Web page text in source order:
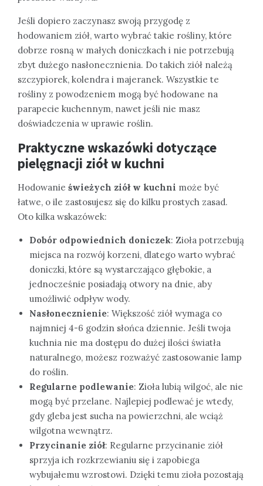
Jeśli dopiero zaczynasz swoją przygodę z
hodowaniem ziół, warto wybrać takie rośliny, które
dobrze rosną w małych doniczkach i nie potrzebują
zbyt dużego nasłonecznienia. Do takich ziół należą
szczypiorek, kolendra i majeranek. Wszystkie te
rośliny z powodzeniem mogą być hodowane na
parapecie kuchennym, nawet jeśli nie masz
doświadczenia w uprawie roślin.
Praktyczne wskazówki dotyczące
pielęgnacji ziół w kuchni
Hodowanie świeżych ziół w kuchni może być
łatwe, o ile zastosujesz się do kilku prostych zasad.
Oto kilka wskazówek:
Dobór odpowiednich doniczek: Zioła potrzebują
miejsca na rozwój korzeni, dlatego warto wybrać
doniczki, które są wystarczająco głębokie, a
jednocześnie posiadają otwory na dnie, aby
umożliwić odpływ wody.
Nasłonecznienie: Większość ziół wymaga co
najmniej 4-6 godzin słońca dziennie. Jeśli twoja
kuchnia nie ma dostępu do dużej ilości światła
naturalnego, możesz rozważyć zastosowanie lamp
do roślin.
Regularne podlewanie: Zioła lubią wilgoć, ale nie
mogą być przelane. Najlepiej podlewać je wtedy,
gdy gleba jest sucha na powierzchni, ale wciąż
wilgotna wewnątrz.
Przycinanie ziół: Regularne przycinanie ziół
sprzyja ich rozkrzewianiu się i zapobiega
wybujałemu wzrostowi. Dzięki temu zioła pozostają